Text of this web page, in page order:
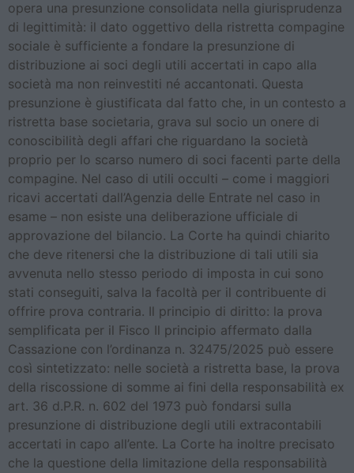
opera una presunzione consolidata nella giurisprudenza
di legittimità: il dato oggettivo della ristretta compagine
sociale è sufficiente a fondare la presunzione di
distribuzione ai soci degli utili accertati in capo alla
società ma non reinvestiti né accantonati. Questa
presunzione è giustificata dal fatto che, in un contesto a
ristretta base societaria, grava sul socio un onere di
conoscibilità degli affari che riguardano la società
proprio per lo scarso numero di soci facenti parte della
compagine. Nel caso di utili occulti – come i maggiori
ricavi accertati dall’Agenzia delle Entrate nel caso in
esame – non esiste una deliberazione ufficiale di
approvazione del bilancio. La Corte ha quindi chiarito
che deve ritenersi che la distribuzione di tali utili sia
avvenuta nello stesso periodo di imposta in cui sono
stati conseguiti, salva la facoltà per il contribuente di
offrire prova contraria. Il principio di diritto: la prova
semplificata per il Fisco Il principio affermato dalla
Cassazione con l’ordinanza n. 32475/2025 può essere
così sintetizzato: nelle società a ristretta base, la prova
della riscossione di somme ai fini della responsabilità ex
art. 36 d.P.R. n. 602 del 1973 può fondarsi sulla
presunzione di distribuzione degli utili extracontabili
accertati in capo all’ente. La Corte ha inoltre precisato
che la questione della limitazione della responsabilità